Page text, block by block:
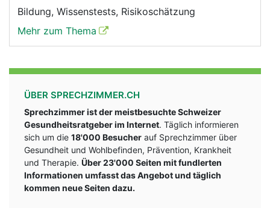
Bildung, Wissenstests, Risikoschätzung
Mehr zum Thema
ÜBER SPRECHZIMMER.CH
Sprechzimmer ist der meistbesuchte Schweizer
Gesundheitsratgeber im Internet. Täglich informieren
sich um die 18'000 Besucher auf Sprechzimmer über
Gesundheit und Wohlbefinden, Prävention, Krankheit
und Therapie. Über 23'000 Seiten mit fundlerten
Informationen umfasst das Angebot und täglich
kommen neue Seiten dazu.